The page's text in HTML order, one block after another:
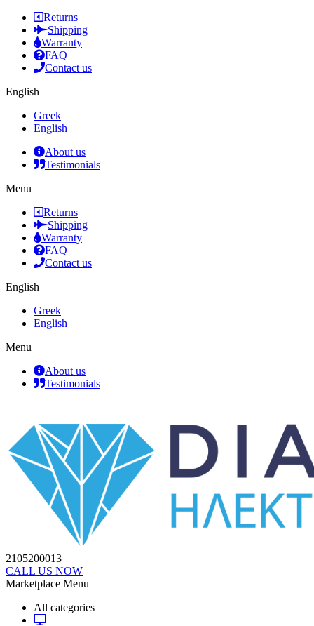
Returns
Shipping
Warranty
FAQ
Contact us
English
Greek
English
About us
Testimonials
Menu
Returns
Shipping
Warranty
FAQ
Contact us
English
Greek
English
Menu
About us
Testimonials
2105200013
CALL US NOW
Marketplace Menu
All categories